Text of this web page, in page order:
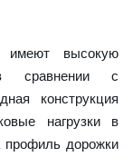
имеют высокую
сравнении с
конструкция
нагрузки в
профиль дорожки